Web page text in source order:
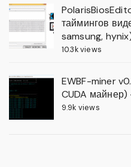
таймингов
samsung,
10.3k views
EWBF-miner
CUDA
9.9k views